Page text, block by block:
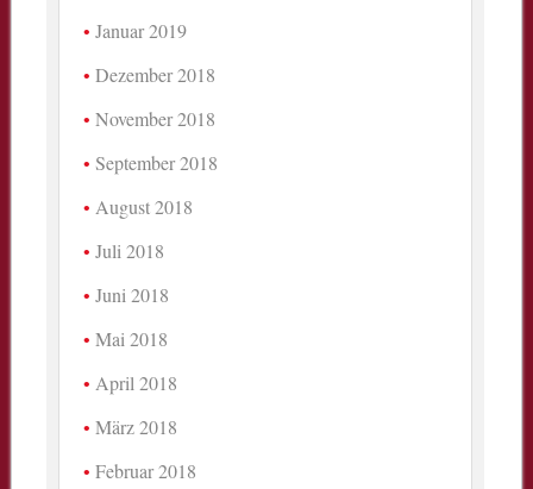
Januar 2019
Dezember 2018
November 2018
September 2018
August 2018
Juli 2018
Juni 2018
Mai 2018
April 2018
März 2018
Februar 2018